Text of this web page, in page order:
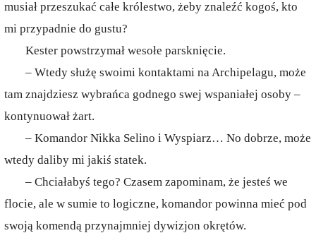
musiał przeszukać całe królestwo, żeby znaleźć kogoś, kto
mi przypadnie do gustu?
Kester powstrzymał wesołe parsknięcie.
– Wtedy służę swoimi kontaktami na Archipelagu, może
tam znajdziesz wybrańca godnego swej wspaniałej osoby –
kontynuował żart.
– Komandor Nikka Selino i Wyspiarz… No dobrze, może
wtedy daliby mi jakiś statek.
– Chciałabyś tego? Czasem zapominam, że jesteś we
flocie, ale w sumie to logiczne, komandor powinna mieć pod
swoją komendą przynajmniej dywizjon okrętów.